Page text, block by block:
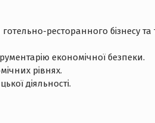
ресторанного бізнесу та
економічної безпеки.
рівнях.
діяльності.